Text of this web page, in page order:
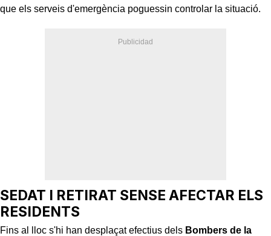
que els serveis d'emergència poguessin controlar la situació.
SEDAT I RETIRAT SENSE AFECTAR ELS
RESIDENTS
Fins al lloc s'hi han desplaçat efectius dels Bombers de la